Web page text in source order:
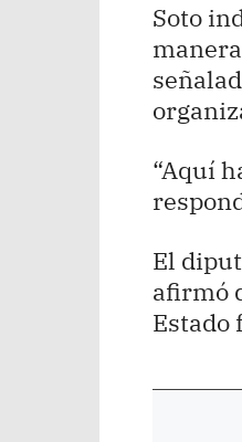
Soto
“Aquí
El
afirmó
Estado